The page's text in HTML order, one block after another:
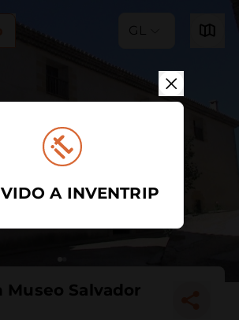
GL
Museo Salvador
A INVENTRIP